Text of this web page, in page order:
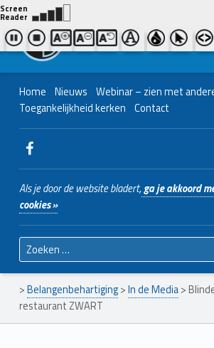
Contact ons
| Bel ons
038 - 427 04 48
Home Nieuws Webinar – zien met
Toegankelijkheid kerken Contact
WebMan on Facebook
Als je door de website bladert,ga je akkoord
cookies »
Zoeken naar:
>Belangenbehartiging>In de Media>
restaurant ZWART